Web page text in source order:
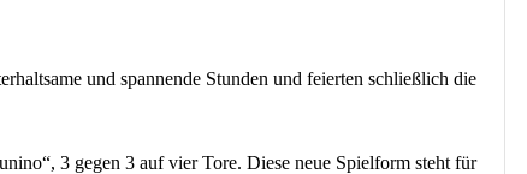
und spannende Stunden und feierten schließlich die
3 gegen 3 auf vier Tore. Diese neue Spielform steht für